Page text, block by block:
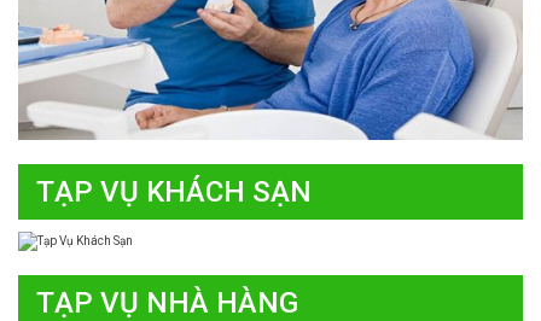
TẠP VỤ KHÁCH SẠN
TẠP VỤ NHÀ HÀNG